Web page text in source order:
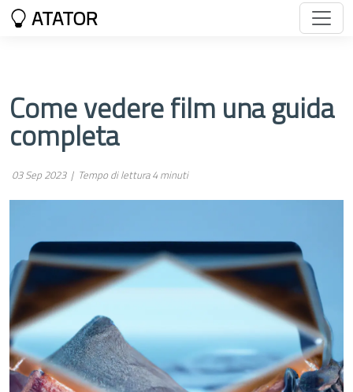
ATATOR
Come vedere film una guida
completa
03 Sep 2023 | Tempo di lettura 4 minuti